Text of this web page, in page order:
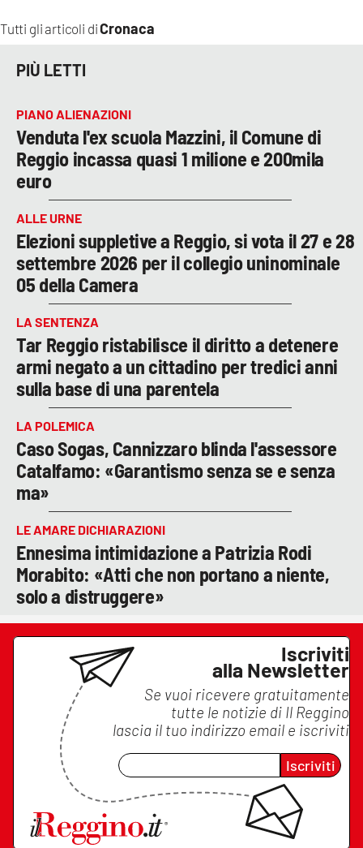
Tutti gli articoli diCronaca
PIÙ LETTI
PIANO ALIENAZIONI
Venduta l'ex scuola Mazzini, il Comune di
Reggio incassa quasi 1 milione e 200mila
euro
ALLE URNE
Elezioni suppletive a Reggio, si vota il 27 e 28
settembre 2026 per il collegio uninominale
05 della Camera
LA SENTENZA
Tar Reggio ristabilisce il diritto a detenere
armi negato a un cittadino per tredici anni
sulla base di una parentela
LA POLEMICA
Caso Sogas, Cannizzaro blinda l'assessore
Catalfamo: «Garantismo senza se e senza
ma»
LE AMARE DICHIARAZIONI
Ennesima intimidazione a Patrizia Rodi
Morabito: «Atti che non portano a niente,
solo a distruggere»
Iscriviti
alla Newsletter
Se vuoi ricevere gratuitamente
tutte le notizie di Il Reggino
lascia il tuo indirizzo email e iscriviti
Iscriviti